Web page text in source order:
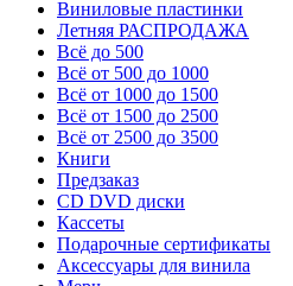
Виниловые пластинки
Летняя РАСПРОДАЖА
Всё до 500
Всё от 500 до 1000
Всё от 1000 до 1500
Всё от 1500 до 2500
Всё от 2500 до 3500
Книги
Предзаказ
CD DVD диски
Кассеты
Подарочные сертификаты
Аксессуары для винила